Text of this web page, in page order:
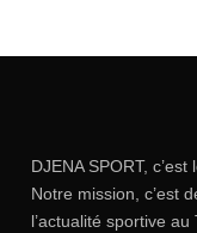
DJENA SPORT,
Notre mission, c’est
l’actualité sportive